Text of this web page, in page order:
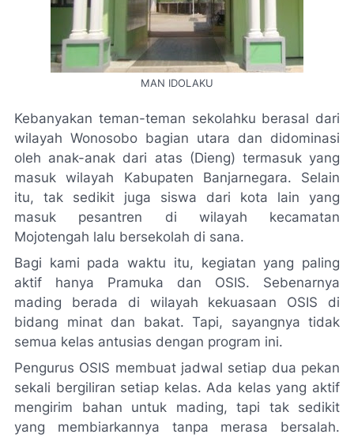
MAN IDOLAKU
Kebanyakan teman-teman sekolahku berasal dari
wilayah Wonosobo bagian utara dan didominasi
oleh anak-anak dari atas (Dieng) termasuk yang
masuk wilayah Kabupaten Banjarnegara. Selain
itu, tak sedikit juga siswa dari kota lain yang
masuk pesantren di wilayah kecamatan
Mojotengah lalu bersekolah di sana.
Bagi kami pada waktu itu, kegiatan yang paling
aktif hanya Pramuka dan OSIS. Sebenarnya
mading berada di wilayah kekuasaan OSIS di
bidang minat dan bakat. Tapi, sayangnya tidak
semua kelas antusias dengan program ini.
Pengurus OSIS membuat jadwal setiap dua pekan
sekali bergiliran setiap kelas. Ada kelas yang aktif
mengirim bahan untuk mading, tapi tak sedikit
yang membiarkannya tanpa merasa bersalah.